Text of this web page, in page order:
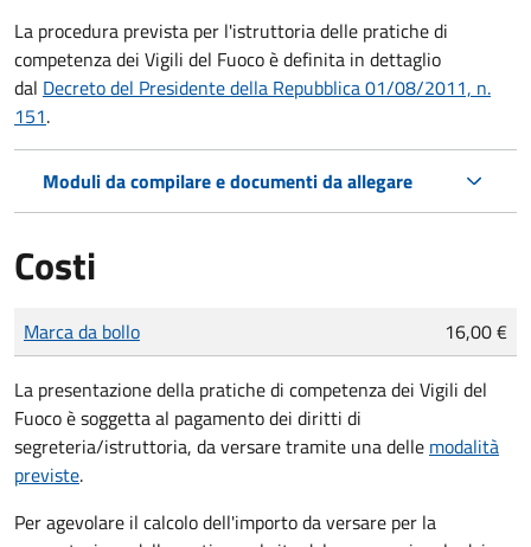
La procedura prevista per l'istruttoria delle pratiche di
competenza dei Vigili del Fuoco è definita in dettaglio
dal Decreto del Presidente della Repubblica 01/08/2011, n.
151.
Moduli da compilare e documenti da allegare
Costi
Tipo di pagamento
Importo
Marca da bollo 16,00 €
La presentazione della pratiche di competenza dei Vigili del
Fuoco è soggetta al pagamento dei diritti di
segreteria/istruttoria, da versare tramite una delle modalità
previste.
Per agevolare il calcolo dell'importo da versare per la